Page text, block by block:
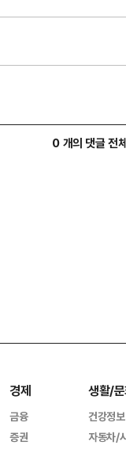
0 개의 댓글 전
경제
금융
증권
생활/
건강정보
자동차/